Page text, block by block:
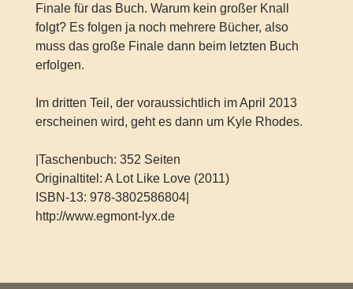
Finale für das Buch. Warum kein großer Knall
folgt? Es folgen ja noch mehrere Bücher, also
muss das große Finale dann beim letzten Buch
erfolgen.
Im dritten Teil, der voraussichtlich im April 2013
erscheinen wird, geht es dann um Kyle Rhodes.
|Taschenbuch: 352 Seiten
Originaltitel: A Lot Like Love (2011)
ISBN-13: 978-3802586804|
http://www.egmont-lyx.de